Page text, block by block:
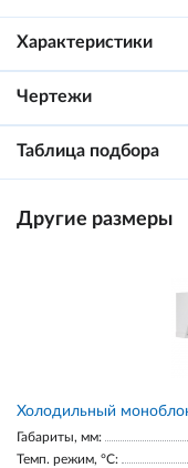
Характеристики
Чертежи
Таблица подбора
Другие размеры
Холодильный
Габариты, мм:
Темп. режим, °С: